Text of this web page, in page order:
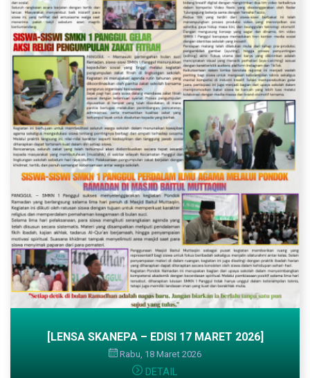
[LENSA SKANEPA – EDISI 17 MARET 2026]
Rabu, 18 Maret 2026
DETAIL